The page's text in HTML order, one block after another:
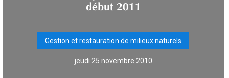
début 2011
Gestion et restauration de milieux naturels
jeudi 25 novembre 2010